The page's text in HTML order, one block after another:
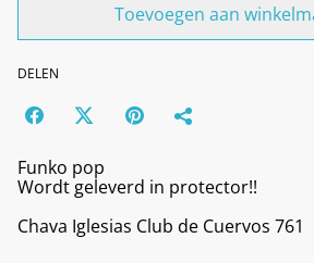
Toevoegen aan
DELEN
Funko pop
Wordt geleverd in protector!!
Chava Iglesias Club de Cuervos 761